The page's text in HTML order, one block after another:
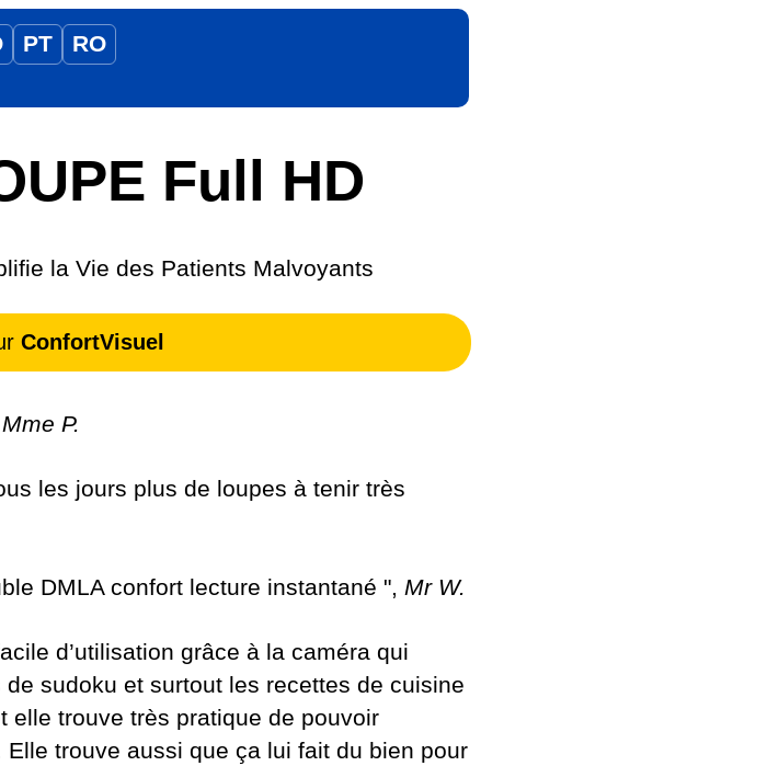
PT
RO
Full HD
la Vie des Patients Malvoyants
ConfortVisuel
Mme P.
les jours plus de loupes à tenir très
DMLA confort lecture instantané ", Mr W.
d’utilisation grâce à la caméra qui
sudoku et surtout les recettes de cuisine
elle trouve très pratique de pouvoir
trouve aussi que ça lui fait du bien pour